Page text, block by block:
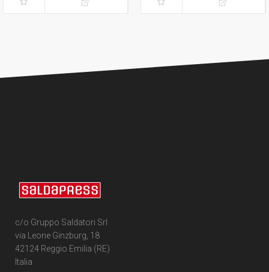
c/o Gruppo Saldatori Srl
via Leone Ginzburg, 18
42124 Reggio Emilia (RE)
Italia